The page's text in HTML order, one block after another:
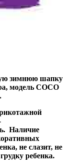
зимнюю шапку
модель COCO
Наличие
не слазит, не
ребенка.